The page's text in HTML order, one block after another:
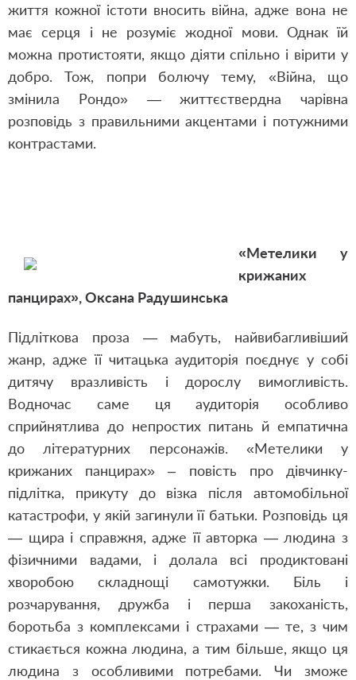
життя кожної істоти вносить війна, адже вона не
має серця і не розуміє жодної мови. Однак їй
можна протистояти, якщо діяти спільно і вірити у
добро. Тож, попри болючу тему, «Війна, що
змінила Рондо» — життєствердна чарівна
розповідь з правильними акцентами і потужними
контрастами.
«Метелики у
крижаних
панцирах», Оксана Радушинська
Підліткова проза — мабуть, найвибагливіший
жанр, адже її читацька аудиторія поєднує у собі
дитячу вразливість і дорослу вимогливість.
Водночас саме ця аудиторія особливо
сприйнятлива до непростих питань й емпатична
до літературних персонажів. «Метелики у
крижаних панцирах» – повість про дівчинку-
підлітка, прикуту до візка після автомобільної
катастрофи, у якій загинули її батьки. Розповідь ця
— щира і справжня, адже її авторка — людина з
фізичними вадами, і долала всі продиктовані
хворобою складнощі самотужки. Біль і
розчарування, дружба і перша закоханість,
боротьба з комплексами і страхами — те, з чим
стикається кожна людина, а тим більше, якщо ця
людина з особливими потребами. Чи зможе